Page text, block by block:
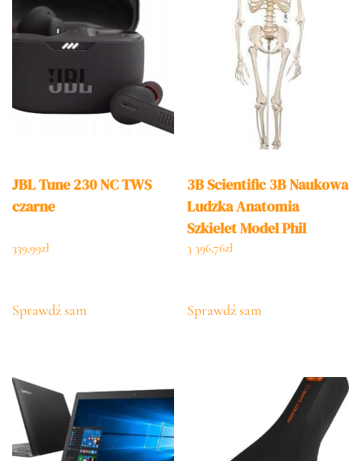
JBL Tune 230 NC TWS
czarne
339,99zł
Sprawdź sam
3B Scientific 3B Naukowa
Ludzka Anatomia
Szkielet Model Phil
Fizjologiczny Na
Oprogramowanie
3 396,76zł
Sprawdź sam